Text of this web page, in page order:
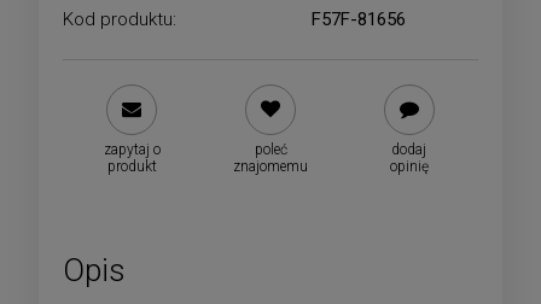
Kod produktu:
F57F-81656
zapytaj o
produkt
poleć
znajomemu
dodaj
opinię
Opis